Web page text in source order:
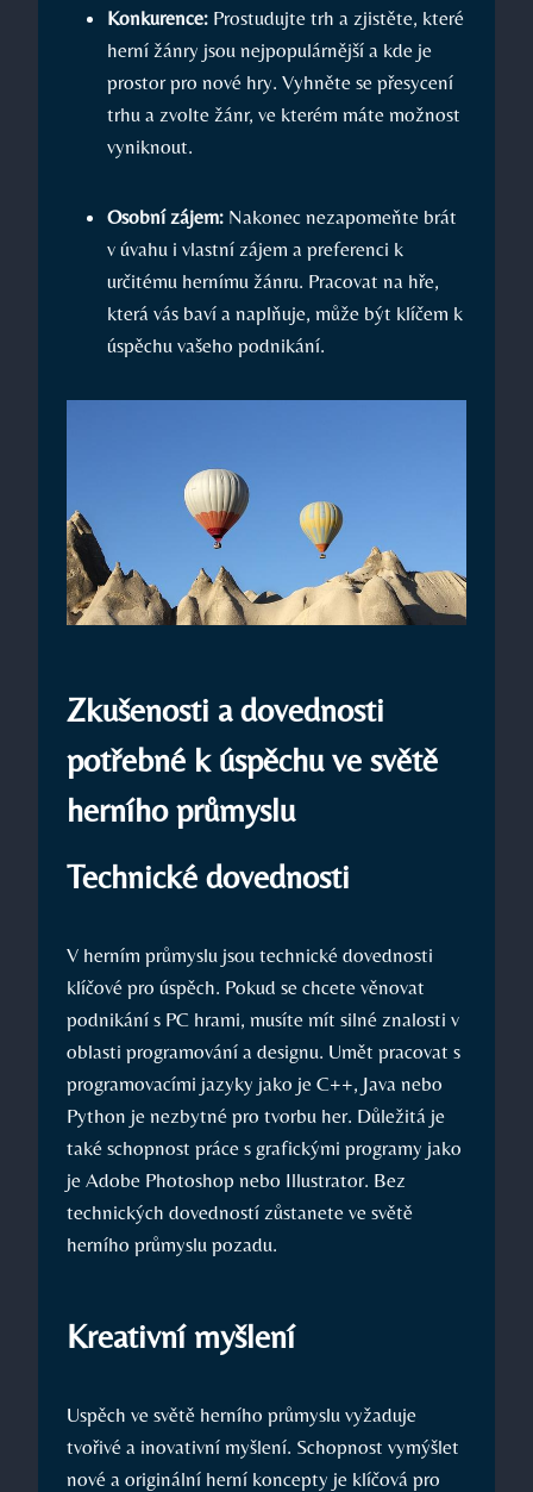
Konkurence: Prostudujte trh a zjistěte, které
herní žánry jsou nejpopulárnější a kde je
prostor pro nové hry. Vyhněte se přesycení
trhu a zvolte žánr, ve kterém máte možnost
vyniknout.
Osobní zájem: Nakonec nezapomeňte brát
v úvahu i vlastní zájem a preferenci k
určitému hernímu žánru. Pracovat na hře,
která vás baví a naplňuje, může být klíčem k
úspěchu vašeho podnikání.
Zkušenosti a dovednosti
potřebné k úspěchu ve světě
herního průmyslu
Technické dovednosti
V herním průmyslu jsou technické dovednosti
klíčové pro úspěch. Pokud se chcete věnovat
podnikání s PC hrami, musíte mít silné znalosti v
oblasti programování a designu. Umět pracovat s
programovacími jazyky jako je C++, Java nebo
Python je nezbytné pro tvorbu her. Důležitá je
také schopnost práce s grafickými programy jako
je Adobe Photoshop nebo Illustrator. Bez
technických dovedností zůstanete ve světě
herního průmyslu pozadu.
Kreativní myšlení
Uspěch ve světě herního průmyslu vyžaduje
tvořivé a inovativní myšlení. Schopnost vymýšlet
nové a originální herní koncepty je klíčová pro